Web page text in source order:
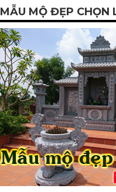
MẪU MỘ ĐẸP CHỌN